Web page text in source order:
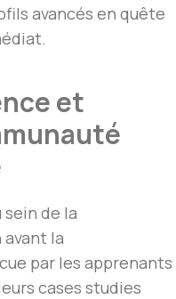
avancés en quête
et
de la
la
par les apprenants
cases studies